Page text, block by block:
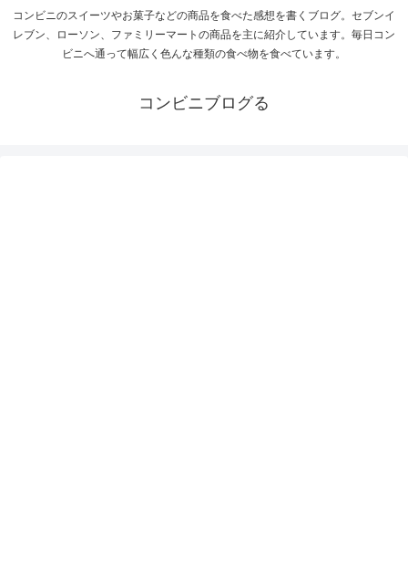
コンビニのスイーツやお菓子などの商品を食べた感想を書くブログ。セブンイ
レブン、ローソン、ファミリーマートの商品を主に紹介しています。毎日コン
ビニへ通って幅広く色んな種類の食べ物を食べています。
コンビニブログる